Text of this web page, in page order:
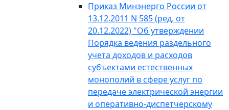
Приказ Минэнерго России от
13.12.2011 N 585 (ред. от
20.12.2022) "Об утверждении
Порядка ведения раздельного
учета доходов и расходов
субъектами естественных
монополий в сфере услуг по
передаче электрической энергии
и оперативно-диспетчерскому